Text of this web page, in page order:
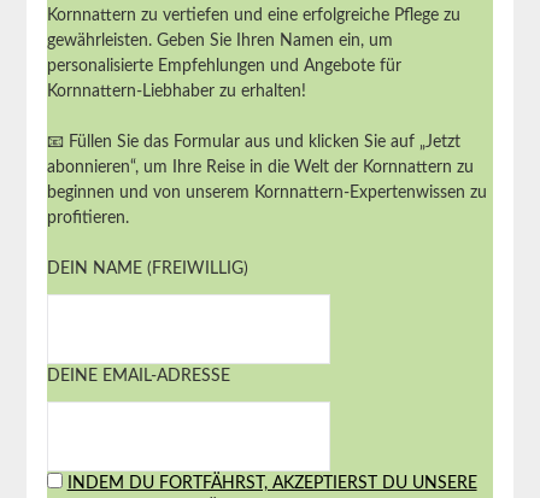
Kornnattern zu vertiefen und eine erfolgreiche Pflege zu
gewährleisten. Geben Sie Ihren Namen ein, um
personalisierte Empfehlungen und Angebote für
Kornnattern-Liebhaber zu erhalten!
📧 Füllen Sie das Formular aus und klicken Sie auf „Jetzt
abonnieren“, um Ihre Reise in die Welt der Kornnattern zu
beginnen und von unserem Kornnattern-Expertenwissen zu
profitieren.
DEIN NAME (FREIWILLIG)
DEINE EMAIL-ADRESSE
INDEM DU FORTFÄHRST, AKZEPTIERST DU UNSERE